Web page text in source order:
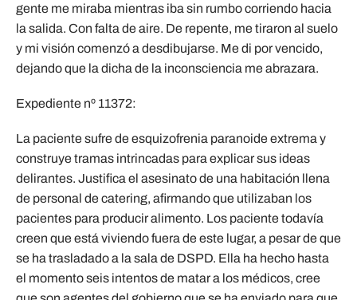
gente me miraba mientras iba sin rumbo corriendo hacia
la salida. Con falta de aire. De repente, me tiraron al suelo
y mi visión comenzó a desdibujarse. Me di por vencido,
dejando que la dicha de la inconsciencia me abrazara.
Expediente nº 11372:
La paciente sufre de esquizofrenia paranoide extrema y
construye tramas intrincadas para explicar sus ideas
delirantes. Justifica el asesinato de una habitación llena
de personal de catering, afirmando que utilizaban los
pacientes para producir alimento. Los paciente todavía
creen que está viviendo fuera de este lugar, a pesar de que
se ha trasladado a la sala de DSPD. Ella ha hecho hasta
el momento seis intentos de matar a los médicos, cree